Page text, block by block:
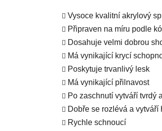
Vysoce kvalitní akrylový
Připraven na míru podle
Dosahuje velmi dobrou
Má vynikající krycí
Poskytuje trvanlivý lesk
Má vynikající přilnavost
Po zaschnutí vytváří tvrdý
Dobře se rozlévá a vytváří
Rychle schnoucí